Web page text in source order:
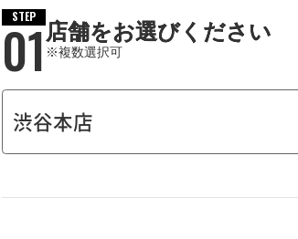
STEP
01店舗をお選びください
※複数選択可